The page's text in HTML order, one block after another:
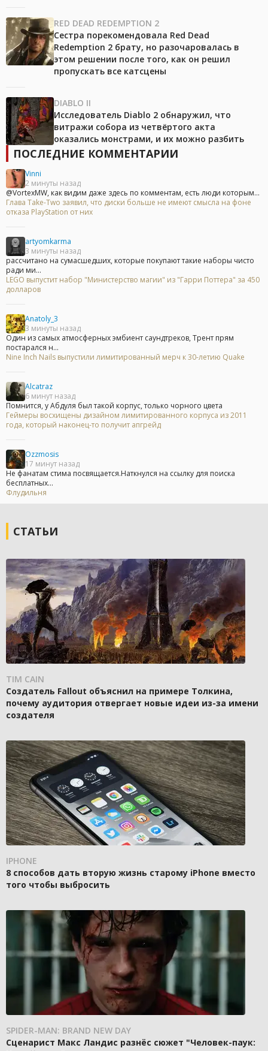
RED DEAD REDEMPTION 2
Сестра порекомендовала Red Dead
Redemption 2 брату, но разочаровалась в
этом решении после того, как он решил
пропускать все катсцены
DIABLO II
Исследователь Diablo 2 обнаружил, что
витражи собора из четвёртого акта
оказались монстрами, и их можно разбить
ПОСЛЕДНИЕ КОММЕНТАРИИ
Vinni
2 минуты назад
@VortexMW, как видим даже здесь по комментам, есть люди которым...
Глава Take-Two заявил, что диски больше не имеют смысла на фоне
отказа PlayStation от них
artyomkarma
3 минуты назад
рассчитано на сумасшедших, которые покупают такие наборы чисто
ради ми...
LEGO выпустит набор "Министерство магии" из "Гарри Поттера" за 450
долларов
Anatoly_3
3 минуты назад
Один из самых атмосферных эмбиент саундтреков, Трент прям
постарался н...
Nine Inch Nails выпустили лимитированный мерч к 30-летию Quake
Alcatraz
6 минут назад
Помнится, у Абдуля был такой корпус, только чорного цвета
Геймеры восхищены дизайном лимитированного корпуса из 2011
года, который наконец-то получит апгрейд
Ozzmosis
17 минут назад
Не фанатам стима посвящается.Наткнулся на ссылку для поиска
бесплатных...
Флудильня
СТАТЬИ
TIM CAIN
Создатель Fallout объяснил на примере Толкина,
почему аудитория отвергает новые идеи из-за имени
создателя
IPHONE
8 способов дать вторую жизнь старому iPhone вместо
того чтобы выбросить
SPIDER-MAN: BRAND NEW DAY
Сценарист Макс Ландис разнёс сюжет "Человек-паук: